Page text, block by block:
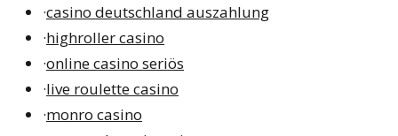
·casino deutschland auszahlung
·highroller casino
·online casino seriös
·live roulette casino
·monro casino